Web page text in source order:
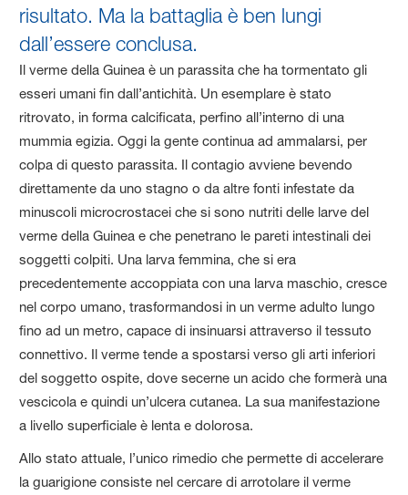
risultato. Ma la battaglia è ben lungi
dall’essere conclusa.
Il verme della Guinea è un parassita che ha tormentato gli
esseri umani fin dall’antichità. Un esemplare è stato
ritrovato, in forma calcificata, perfino all’interno di una
mummia egizia. Oggi la gente continua ad ammalarsi, per
colpa di questo parassita. Il contagio avviene bevendo
direttamente da uno stagno o da altre fonti infestate da
minuscoli microcrostacei che si sono nutriti delle larve del
verme della Guinea e che penetrano le pareti intestinali dei
soggetti colpiti. Una larva femmina, che si era
precedentemente accoppiata con una larva maschio, cresce
nel corpo umano, trasformandosi in un verme adulto lungo
fino ad un metro, capace di insinuarsi attraverso il tessuto
connettivo. Il verme tende a spostarsi verso gli arti inferiori
del soggetto ospite, dove secerne un acido che formerà una
vescicola e quindi un’ulcera cutanea. La sua manifestazione
a livello superficiale è lenta e dolorosa.
Allo stato attuale, l’unico rimedio che permette di accelerare
la guarigione consiste nel cercare di arrotolare il verme